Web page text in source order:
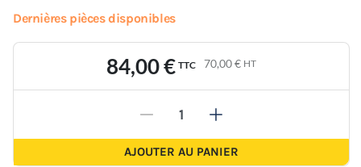
Dernières pièces disponibles
84,00 € TTC 70,00 € HT
- +
AJOUTER AU PANIER